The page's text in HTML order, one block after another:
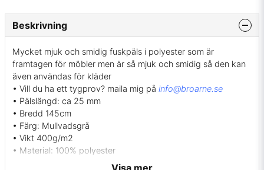
Beskrivning
Mycket mjuk och smidig fuskpäls i polyester som är
framtagen för möbler men är så mjuk och smidig så den kan
även användas för kläder
• Vill du ha ett tygprov? maila mig på info@broarne.se
• Pälslängd: ca 25 mm
• Bredd 145cm
• Färg: Mullvadsgrå
• Vikt 400g/m2
• Material: 100% polyester
• Tvätt: Rengöring med vattenbaserat textilschampo, men får
Visa mer